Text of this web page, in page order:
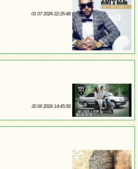
01 07 2026 22:35:48
30 06 2026 14:45:58